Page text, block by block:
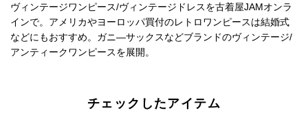
ヴィンテージワンピース/ヴィンテージドレスを古着屋JAMオンラ
インで。アメリカやヨーロッパ買付のレトロワンピースは結婚式
などにもおすすめ。ガニ―サックスなどブランドのヴィンテージ/
アンティークワンピースを展開。
チェックしたアイテム